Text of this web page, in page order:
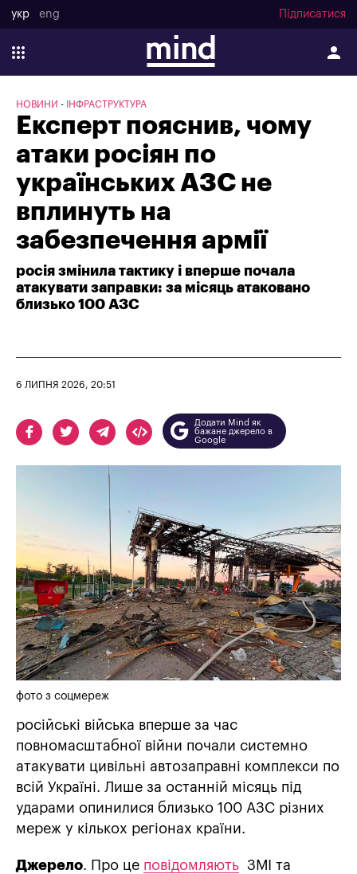
укр eng Підписатися
НОВИНИ ІНФРАСТРУКТУРА
Експерт пояснив, чому
атаки росіян по
українських АЗС не
вплинуть на
забезпечення армії
росія змінила тактику і вперше почала
атакувати заправки: за місяць атаковано
близько 100 АЗС
6 ЛИПНЯ 2026, 20:51
Додати Mind як
бажане джерело в
Google
фото з соцмереж
російські війська вперше за час
повномасштабної війни почали системно
атакувати цивільні автозаправні комплекси по
всій Україні. Лише за останній місяць під
ударами опинилися близько 100 АЗС різних
мереж у кількох регіонах країни.
Джерело. Про це повідомляють ЗМІ та